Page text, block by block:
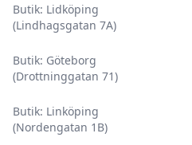
Butik: Lidköping
(Lindhagsgatan 7A)
Butik: Göteborg
(Drottninggatan 71)
Butik: Linköping
(Nordengatan 1B)